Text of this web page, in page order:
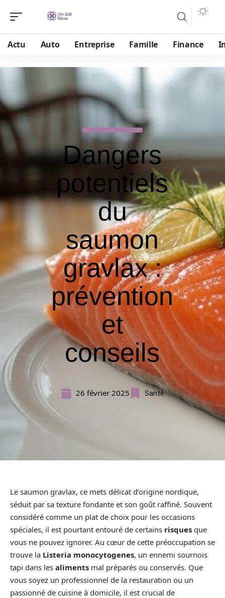
Actu Auto Entreprise Famille Finance
Dangers
potentiels
du
saumon
gravlax :
prévention
et
conseils
26 février 2025 Santé
Le saumon gravlax, ce mets délicat d’origine nordique,
séduit par sa texture fondante et son goût raffiné. Souvent
considéré comme un plat de choix pour les occasions
spéciales, il est pourtant entouré de certains risques que
vous ne pouvez ignorer. Au cœur de cette préoccupation se
trouve la Listeria monocytogenes, un ennemi sournois
tapi dans les aliments mal préparés ou conservés. Que
vous soyez un professionnel de la restauration ou un
passionné de cuisine à domicile, il est crucial de